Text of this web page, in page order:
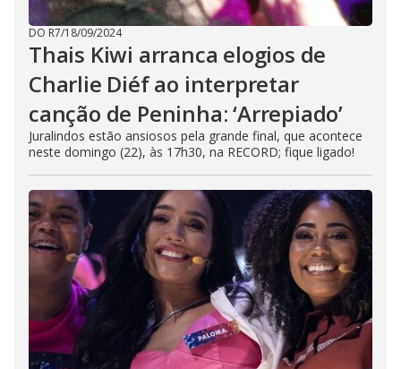
DO R7/18/09/2024
Thais Kiwi arranca elogios de
Charlie Diéf ao interpretar
canção de Peninha: ‘Arrepiado’
Juralindos estão ansiosos pela grande final, que acontece
neste domingo (22), às 17h30, na RECORD; fique ligado!